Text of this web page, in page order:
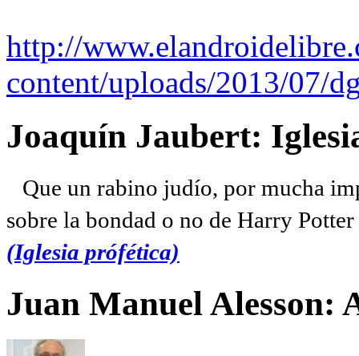
http://
content/uploads/2013/07/
Joaquín Jaubert:
Que un rabino judío, por mucha
sobre la bondad o no de Harry
(Iglesia prófética)
Juan Manuel Alesson: